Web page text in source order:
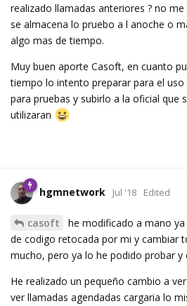
realizado llamadas anteriores ? no
se almacena lo pruebo a l anoche o
algo mas de tiempo.
Muy buen aporte Casoft, en cuanto
tiempo lo intento preparar para el
para pruebas y subirlo a la oficial que
utilizaran
hgmnetwork Jul '18 Edited
casoft
he modificado a mano
de codigo retocada por mi y cambiar
mucho, pero ya lo he podido probar y
He realizado un pequeño cambio a
ver llamadas agendadas cargaria lo